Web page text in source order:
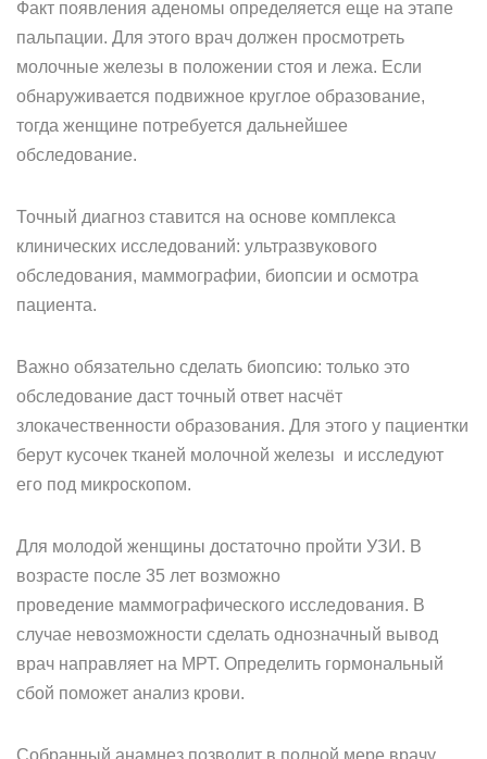
Факт появления аденомы определяется еще на этапе
пальпации. Для этого врач должен просмотреть
молочные железы в положении стоя и лежа. Если
обнаруживается подвижное круглое образование,
тогда женщине потребуется дальнейшее
обследование.
Точный диагноз ставится на основе комплекса
клинических исследований: ультразвукового
обследования, маммографии, биопсии и осмотра
пациента.
Важно обязательно сделать биопсию: только это
обследование даст точный ответ насчёт
злокачественности образования. Для этого у пациентки
берут кусочек тканей молочной железы и исследуют
его под микроскопом.
Для молодой женщины достаточно пройти УЗИ. В
возрасте после 35 лет возможно
проведение маммографического исследования. В
случае невозможности сделать однозначный вывод
врач направляет на МРТ. Определить гормональный
сбой поможет анализ крови.
Собранный анамнез позволит в полной мере врачу